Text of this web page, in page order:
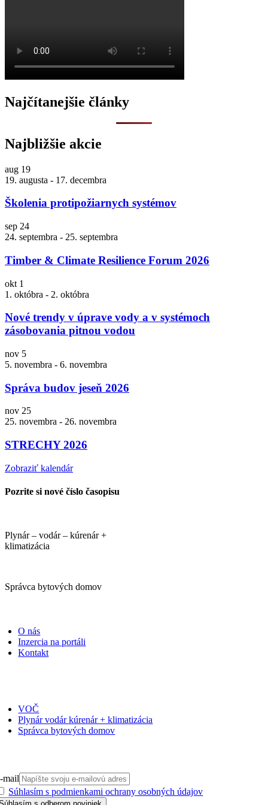
Najčítanejšie články
Najbližšie akcie
aug 19
19. augusta - 17. decembra
Školenia protipožiarnych systémov
sep 24
24. septembra - 25. septembra
Timber & Climate Resilience Forum 2026
okt 1
1. októbra - 2. októbra
Nové trendy v úprave vody a v systémoch
zásobovania pitnou vodou
nov 5
5. novembra - 6. novembra
Správa budov jeseň 2026
nov 25
25. novembra - 26. novembra
STRECHY 2026
Zobraziť kalendár
Pozrite si nové číslo časopisu
Plynár – vodár – kúrenár +
klimatizácia
Správca bytových domov
O nás
Inzercia na portáli
Kontakt
VOČ
Plynár vodár kúrenár + klimatizácia
Správca bytových domov
mail
Súhlasím s podmienkami ochrany osobných údajov